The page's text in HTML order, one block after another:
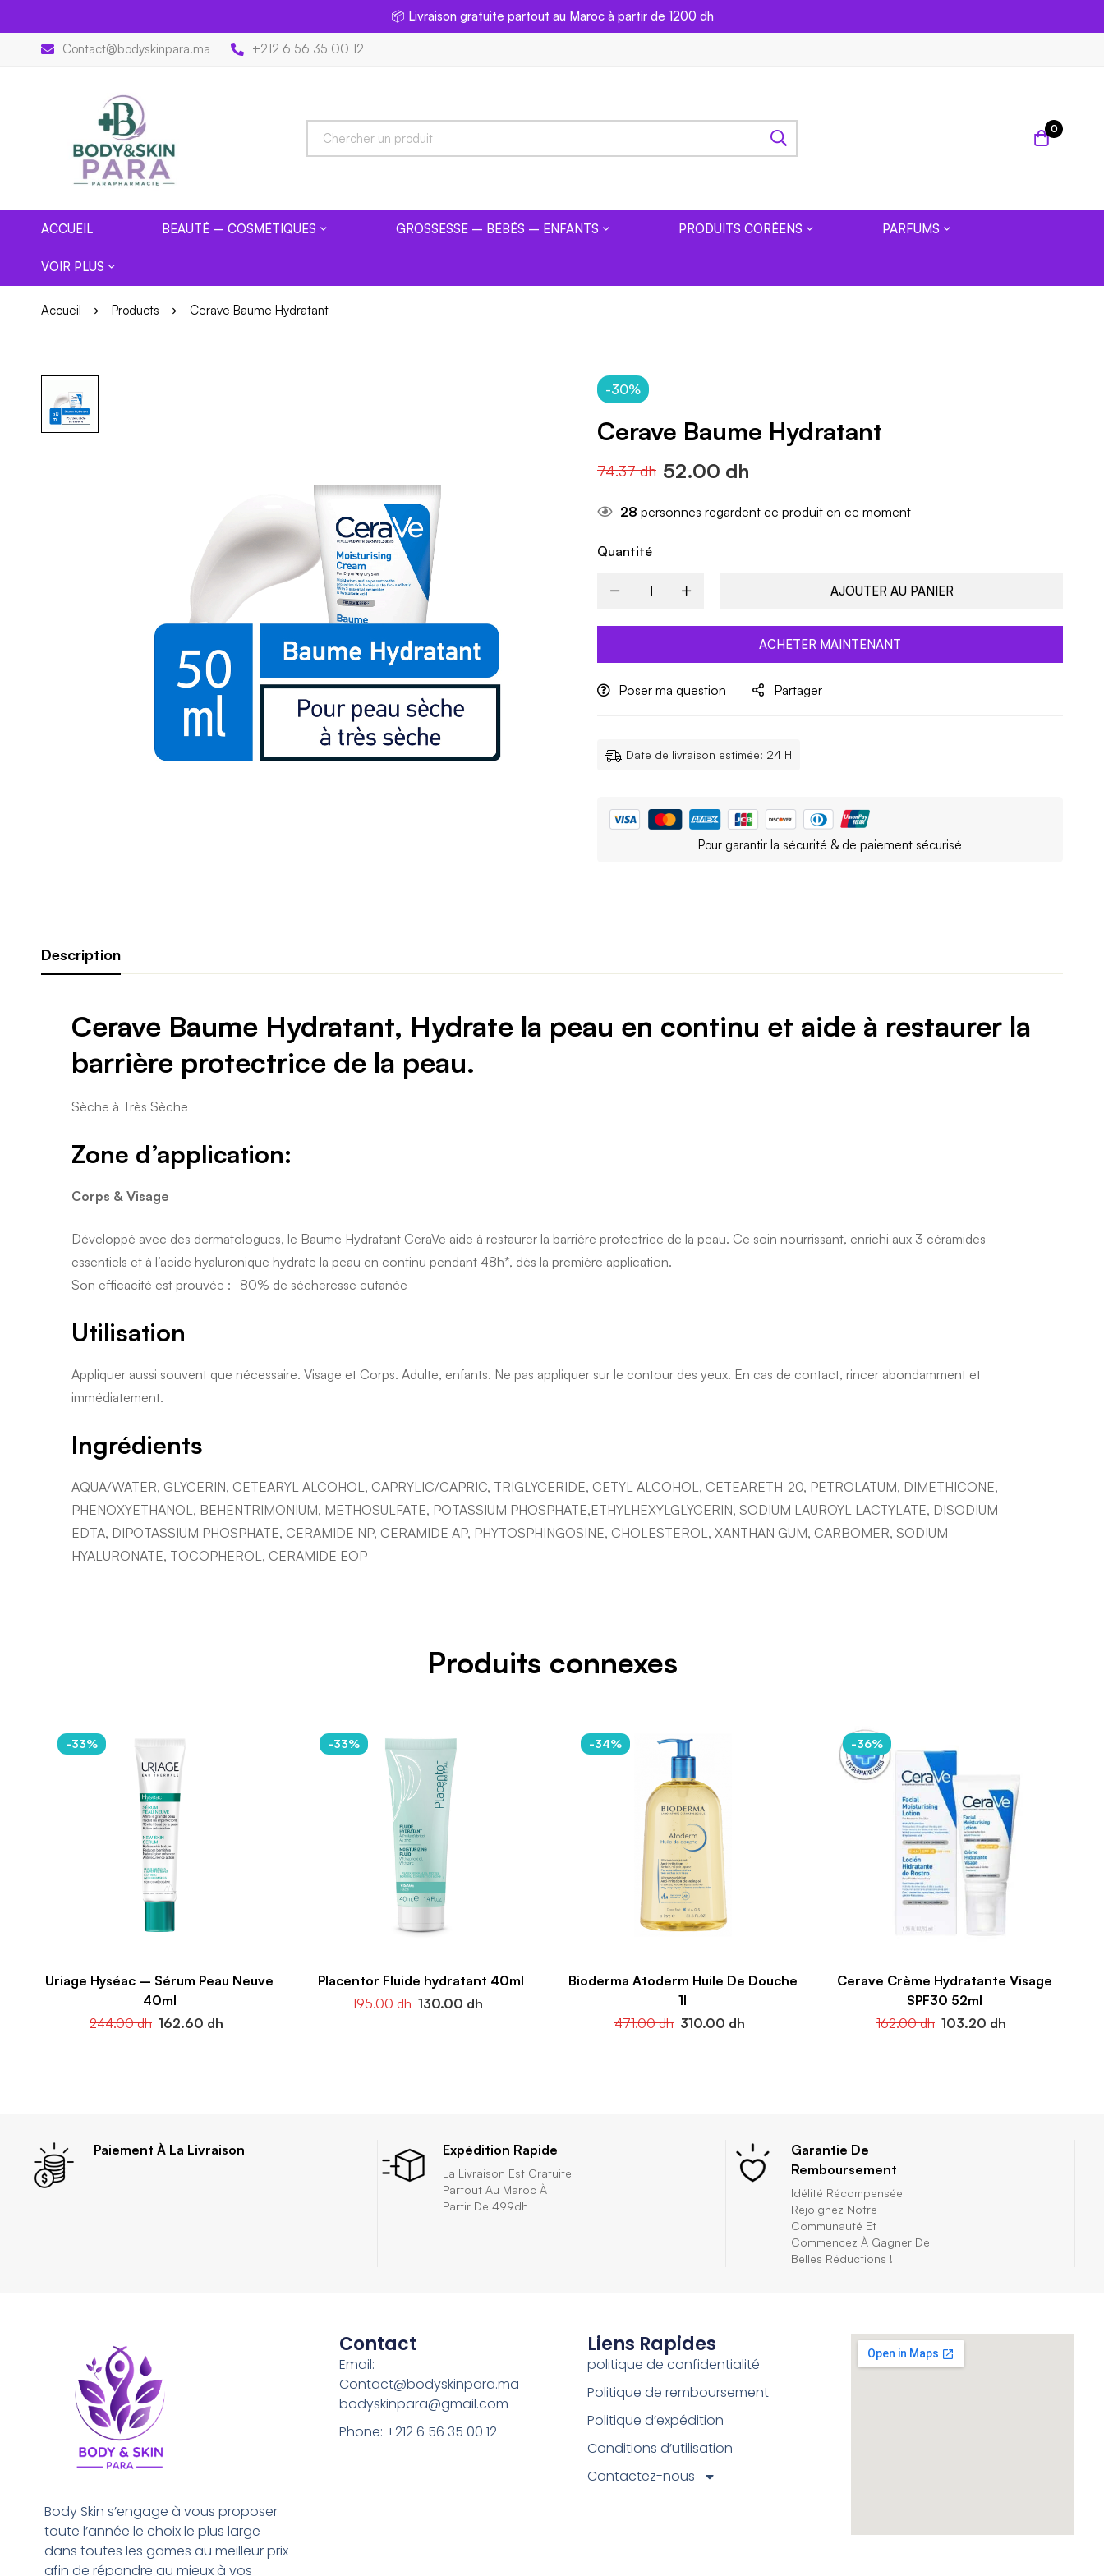
📦 Livraison gratuite partout au Maroc à partir de 1200 dh
Contact@bodyskinpara.ma +212 6 56 35 00 12
0
ACCUEIL BEAUTÉ – COSMÉTIQUES GROSSESSE – BÉBÉS – ENFANTS PRODUITS CORÉENS PARFUMS
VOIR PLUS
Accueil Products Cerave Baume Hydratant
-30%
Cerave Baume Hydratant
74.37dh 52.00 dh
28 personnes regardent ce produit en ce moment
Quantité
AJOUTER AU PANIER
ACHETER MAINTENANT
Poser ma question Partager
Date de livraison estimée: 24 H
Pour garantir la sécurité & de paiement sécurisé
Description
Cerave Baume Hydratant, Hydrate la peau en continu et aide à restaurer la
barrière protectrice de la peau.
Sèche à Très Sèche
Zone d’application:
Corps & Visage
Développé avec des dermatologues, le Baume Hydratant CeraVe aide à restaurer la barrière protectrice de la peau. Ce soin nourrissant, enrichi aux 3 céramides
essentiels et à l’acide hyaluronique hydrate la peau en continu pendant 48h*, dès la première application.
Son efficacité est prouvée : -80% de sécheresse cutanée
Utilisation
Appliquer aussi souvent que nécessaire. Visage et Corps. Adulte, enfants. Ne pas appliquer sur le contour des yeux. En cas de contact, rincer abondamment et
immédiatement.
Ingrédients
AQUA/WATER, GLYCERIN, CETEARYL ALCOHOL, CAPRYLIC/CAPRIC, TRIGLYCERIDE, CETYL ALCOHOL, CETEARETH-20, PETROLATUM, DIMETHICONE,
PHENOXYETHANOL, BEHENTRIMONIUM, METHOSULFATE, POTASSIUM PHOSPHATE,ETHYLHEXYLGLYCERIN, SODIUM LAUROYL LACTYLATE, DISODIUM
EDTA, DIPOTASSIUM PHOSPHATE, CERAMIDE NP, CERAMIDE AP, PHYTOSPHINGOSINE, CHOLESTEROL, XANTHAN GUM, CARBOMER, SODIUM
HYALURONATE, TOCOPHEROL, CERAMIDE EOP
Produits connexes
-33%
Uriage Hyséac – Sérum Peau Neuve
40ml
244.00dh 162.60 dh
-33%
Placentor Fluide hydratant 40ml
195.00dh 130.00 dh
-34%
Bioderma Atoderm Huile De Douche
1l
471.00dh 310.00 dh
-36%
Cerave Crème Hydratante Visage
SPF30 52ml
162.00dh 103.20 dh
Paiement À La Livraison Expédition Rapide
La Livraison Est Gratuite
Partout Au Maroc À
Partir De 499dh
Garantie De
Remboursement
Idélité Récompensée
Rejoignez Notre
Communauté Et
Commencez À Gagner De
Belles Réductions !
Body Skin s’engage à vous proposer
toute l’année le choix le plus large
dans toutes les games au meilleur prix
afin de répondre au mieux à vos
Contact
Email:
Contact@bodyskinpara.ma
bodyskinpara@gmail.com
Phone: +212 6 56 35 00 12
Liens Rapides
politique de confidentialité
Politique de remboursement
Politique d’expédition
Conditions d’utilisation
Contactez-nous